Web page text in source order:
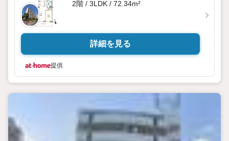
2階 / 3LDK / 72.34m²
詳細を見る
提供